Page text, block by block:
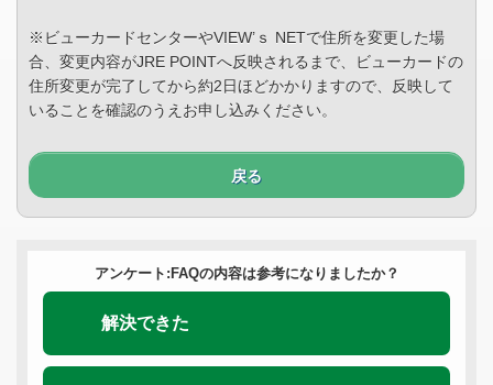
※ビューカードセンターやVIEW’ｓ NETで住所を変更した場
合、変更内容がJRE POINTへ反映されるまで、ビューカードの
住所変更が完了してから約2日ほどかかりますので、反映して
いることを確認のうえお申し込みください。
戻る
アンケート:FAQの内容は参考になりましたか？
解決できた